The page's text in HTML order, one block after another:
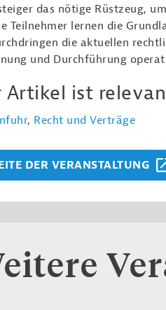
das nötige Rüstzeug,
Teilnehmer lernen die
die aktuellen
und Durchführung
Artikel ist
, Recht und Verträge
DER VERANSTALTUNG